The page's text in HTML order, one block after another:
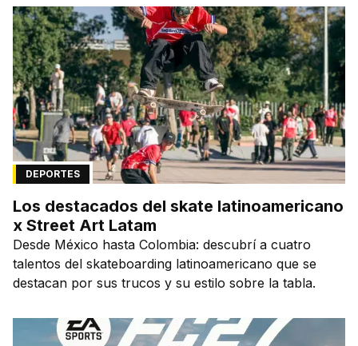
DEPORTES
Los destacados del skate latinoamericano
x Street Art Latam
Desde México hasta Colombia: descubrí a cuatro
talentos del skateboarding latinoamericano que se
destacan por sus trucos y su estilo sobre la tabla.